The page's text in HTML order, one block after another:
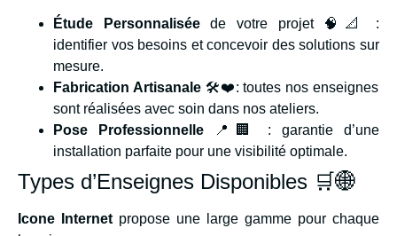
Étude Personnaliséede votre projet 🧠📐 :
identifier vos besoins et concevoir des solutions sur
mesure.
Fabrication Artisanale🛠️❤️: toutes nos enseignes
sont réalisées avec soin dans nos ateliers.
Pose Professionnelle 📍🏢 : garantie d’une
installation parfaite pour une visibilité optimale.
Types d’Enseignes Disponibles 🛒🌐
Icone Internet propose une large gamme pour chaque